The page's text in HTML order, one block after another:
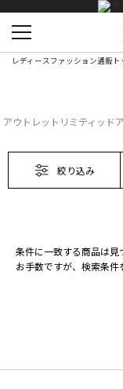
レディースファッション通販ト
アウトレットリミティッド
絞り込み
条件に一致する商品は見
お手数ですが、検索条件